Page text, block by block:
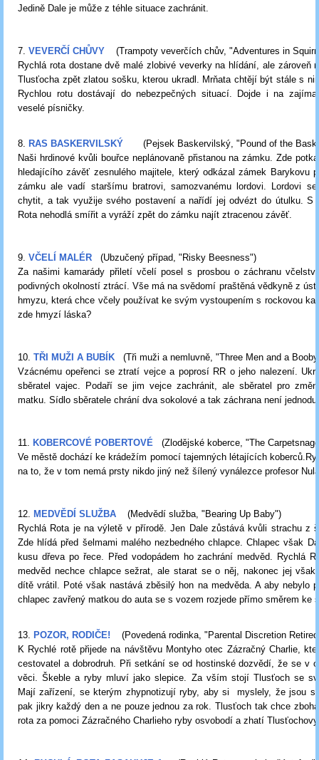
Jedině Dale je může z téhle situace zachránit.
7. VEVERČÍ CHŮVY (Trampoty veverčích chův, "Adventures in
Rychlá rota dostane dvě malé zlobivé veverky na hlídání, ale zároveň
Tlusťocha zpět zlatou sošku, kterou ukradl. Mrňata chtějí být stále s
Rychlou rotu dostávají do nebezpečných situací. Dojde i na
veselé písničky.
8. RAS BASKERVILSKÝ
(Pejsek Baskervilský, "Pound of the
Naši hrdinové kvůli bouřce neplánovaně přistanou na zámku. Zde
hledajícího závěť zesnulého majitele, který odkázal zámek Barykovu
zámku ale vadí staršímu bratrovi, samozvanému lordovi. Lordovi
chytit, a tak využije svého postavení a nařídí jej odvézt do útulku. S
Rota nehodlá smířit a vyráží zpět do zámku najít ztracenou závěť.
9. VČELÍ MALÉR (Ubzučený případ, "Risky Beesness")
Za našimi kamarády přiletí včelí posel s prosbou o záchranu
podivných okolností ztrácí. Vše má na svědomí praštěná vědkyně z
hmyzu, která chce včely používat ke svým vystoupením s rockovou
zde hmyzí láska?
10. TŘI MUŽI A BUBÍK (Tři muži a nemluvně, "Three Men and a
Vzácnému opeřenci se ztratí vejce a poprosí RR o jeho nalezení.
sběratel vajec. Podaří se jim vejce zachránit, ale sběratel pro
matku. Sídlo sběratele chrání dva sokolové a tak záchrana není
11. KOBERCOVÉ POBERTOVÉ (Zlodějské koberce, "The
Ve městě dochází ke krádežím pomocí tajemných létajících
na to, že v tom nemá prsty nikdo jiný než šílený vynálezce profesor
12. MEDVĚDÍ SLUŽBA (Medvědí služba, "Bearing Up Baby")
Rychlá Rota je na výletě v přírodě. Jen Dale zůstává kvůli strachu z
Zde hlídá před šelmami malého nezbedného chlapce. Chlapec však
kusu dřeva po řece. Před vodopádem ho zachrání medvěd. Rychlá
medvěd nechce chlapce sežrat, ale starat se o něj, nakonec jej však
dítě vrátil. Poté však nastává zběsilý hon na medvěda. A aby nebylo
chlapec zavřený matkou do auta se s vozem rozjede přímo směrem ke
13. POZOR, RODIČE! (Povedená rodinka, "Parental Discretion
K Rychlé rotě přijede na návštěvu Montyho otec Zázračný Charlie,
cestovatel a dobrodruh. Při setkání se od hostinské dozvědí, že se v
věci. Škeble a ryby mluví jako slepice. Za vším stojí Tlusťoch se
Mají zařízení, se kterým zhypnotizují ryby, aby si myslely, že jsou
pak jikry každý den a ne pouze jednou za rok. Tlusťoch tak chce
rota za pomoci Zázračného Charlieho ryby osvobodí a zhatí